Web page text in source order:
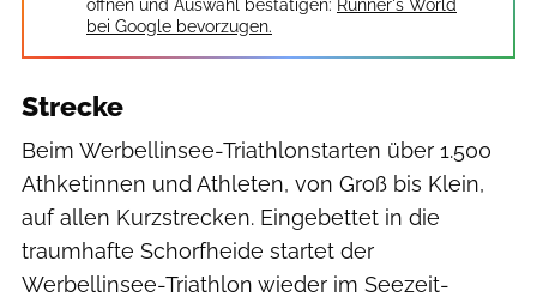
öffnen und Auswahl bestätigen: Runner's World
bei Google bevorzugen.
Strecke
Beim Werbellinsee-Triathlonstarten über 1.500
Athketinnen und Athleten, von Groß bis Klein,
auf allen Kurzstrecken. Eingebettet in die
traumhafte Schorfheide startet der
Werbellinsee-Triathlon wieder im Seezeit-